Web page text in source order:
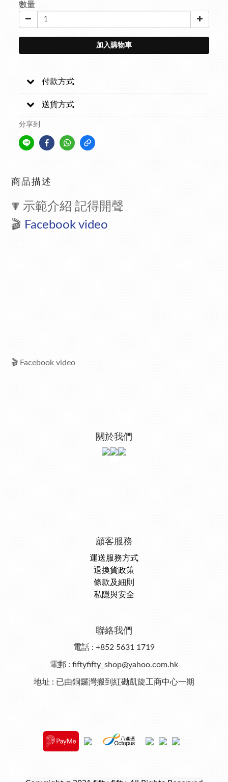
數量
加入購物車
付款方式
送貨方式
分享到
商品描述
🔻 示範介紹 記得開聲
🎬 Facebook video
🎬 Facebook video
關於我們
顧客服務
運送服務方式
退換貨政策
條款及細則
私隱與安全
聯絡我們
電話 : +852 5631 1719
電郵 : fiftyfifty_shop@yahoo.com.hk
地址 : 已由銅鑼灣搬到紅磡凱旋工商中心一期